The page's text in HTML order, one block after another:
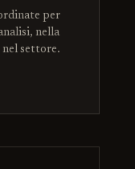
per
nella
nel settore.